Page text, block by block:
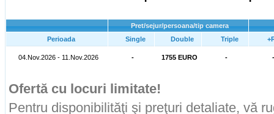
Pret/sejur/persoana/tip camera
Perioada
Single Double Triple
04.Nov.2026 - 11.Nov.2026 - 1755 EURO -
Ofertă cu locuri limitate!
Pentru disponibilităţi şi preţuri detaliate, vă